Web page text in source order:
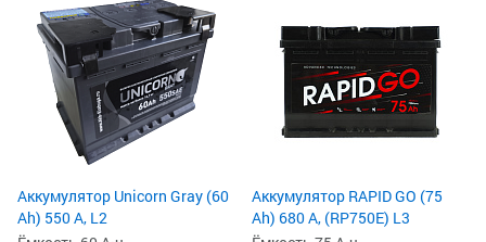
Аккумулятор Unicorn Gray (60
Ah) 550 А, L2
Аккумулятор RAPID GO (75
Ah) 680 А, (RP750E) L3